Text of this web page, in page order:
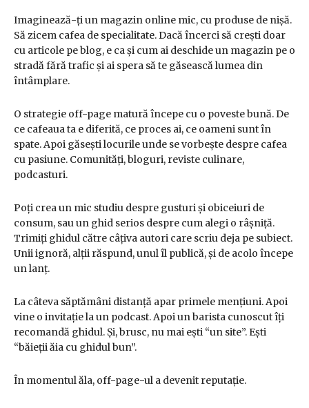
Imaginează-ți un magazin online mic, cu produse de nișă.
Să zicem cafea de specialitate. Dacă încerci să crești doar
cu articole pe blog, e ca și cum ai deschide un magazin pe o
stradă fără trafic și ai spera să te găsească lumea din
întâmplare.
O strategie off-page matură începe cu o poveste bună. De
ce cafeaua ta e diferită, ce proces ai, ce oameni sunt în
spate. Apoi găsești locurile unde se vorbește despre cafea
cu pasiune. Comunități, bloguri, reviste culinare,
podcasturi.
Poți crea un mic studiu despre gusturi și obiceiuri de
consum, sau un ghid serios despre cum alegi o râșniță.
Trimiți ghidul către câțiva autori care scriu deja pe subiect.
Unii ignoră, alții răspund, unul îl publică, și de acolo începe
un lanț.
La câteva săptămâni distanță apar primele mențiuni. Apoi
vine o invitație la un podcast. Apoi un barista cunoscut îți
recomandă ghidul. Și, brusc, nu mai ești “un site”. Ești
“băieții ăia cu ghidul bun”.
În momentul ăla, off-page-ul a devenit reputație.